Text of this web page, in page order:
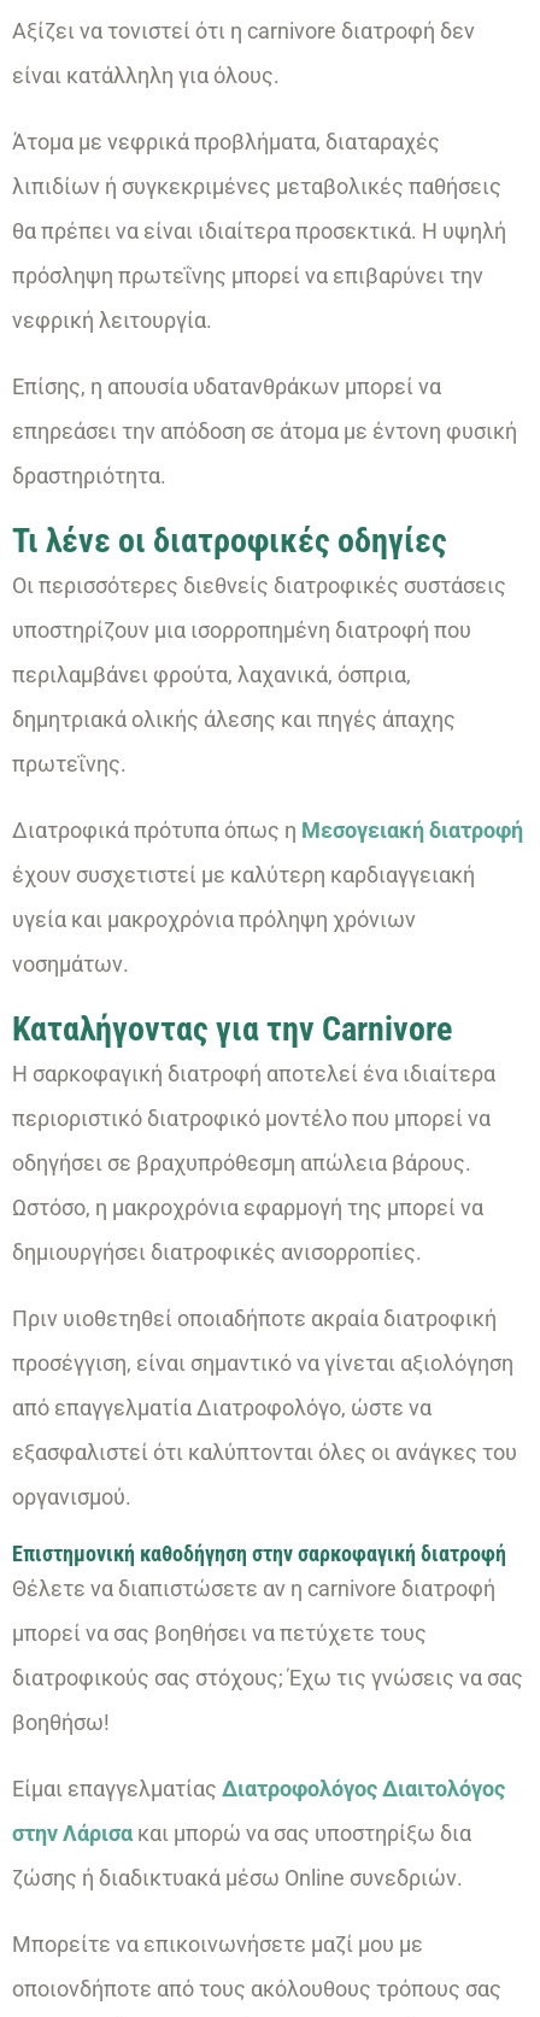
Αξίζει να τονιστεί ότι η carnivore διατροφή δεν
είναι κατάλληλη για όλους.
Άτομα με νεφρικά προβλήματα, διαταραχές
λιπιδίων ή συγκεκριμένες μεταβολικές παθήσεις
θα πρέπει να είναι ιδιαίτερα προσεκτικά. Η υψηλή
πρόσληψη πρωτεΐνης μπορεί να επιβαρύνει την
νεφρική λειτουργία.
Επίσης, η απουσία υδατανθράκων μπορεί να
επηρεάσει την απόδοση σε άτομα με έντονη φυσική
δραστηριότητα.
Τι λένε οι διατροφικές οδηγίες
Οι περισσότερες διεθνείς διατροφικές συστάσεις
υποστηρίζουν μια ισορροπημένη διατροφή που
περιλαμβάνει φρούτα, λαχανικά, όσπρια,
δημητριακά ολικής άλεσης και πηγές άπαχης
πρωτεΐνης.
Διατροφικά πρότυπα όπως η Μεσογειακή διατροφή
έχουν συσχετιστεί με καλύτερη καρδιαγγειακή
υγεία και μακροχρόνια πρόληψη χρόνιων
νοσημάτων.
Καταλήγοντας για την Carnivore
Η σαρκοφαγική διατροφή αποτελεί ένα ιδιαίτερα
περιοριστικό διατροφικό μοντέλο που μπορεί να
οδηγήσει σε βραχυπρόθεσμη απώλεια βάρους.
Ωστόσο, η μακροχρόνια εφαρμογή της μπορεί να
δημιουργήσει διατροφικές ανισορροπίες.
Πριν υιοθετηθεί οποιαδήποτε ακραία διατροφική
προσέγγιση, είναι σημαντικό να γίνεται αξιολόγηση
από επαγγελματία Διατροφολόγο, ώστε να
εξασφαλιστεί ότι καλύπτονται όλες οι ανάγκες του
οργανισμού.
Επιστημονική καθοδήγηση στην σαρκοφαγική διατροφή
Θέλετε να διαπιστώσετε αν η carnivore διατροφή
μπορεί να σας βοηθήσει να πετύχετε τους
διατροφικούς σας στόχους; Έχω τις γνώσεις να σας
βοηθήσω!
Είμαι επαγγελματίας Διατροφολόγος Διαιτολόγος
στην Λάρισα και μπορώ να σας υποστηρίξω δια
ζώσης ή διαδικτυακά μέσω Online συνεδριών.
Μπορείτε να επικοινωνήσετε μαζί μου με
οποιονδήποτε από τους ακόλουθους τρόπους σας